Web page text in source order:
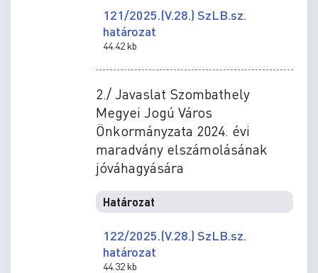
121/2025.(V.28.) SzLB.sz.
határozat
44.42 kb
2./ Javaslat Szombathely
Megyei Jogú Város
Önkormányzata 2024. évi
maradvány elszámolásának
jóváhagyására
Határozat
122/2025.(V.28.) SzLB.sz.
határozat
44.32 kb